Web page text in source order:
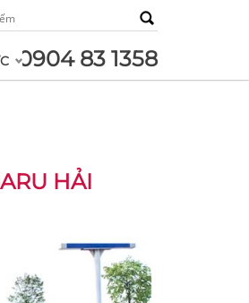
0904 83 1358
HẢI